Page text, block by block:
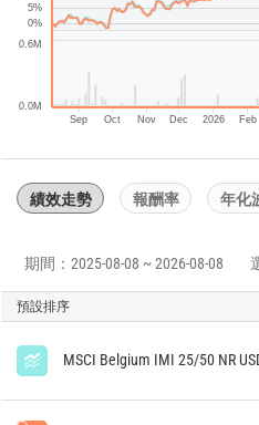
Sep Oct Nov Dec 2026 Feb
0.0M
0.6M
0%
5%
績效走勢 報酬率 年化
期間：2025-08-08 ~ 2026-08-08
預設排序
MSCI Belgium IMI 25/50 NR